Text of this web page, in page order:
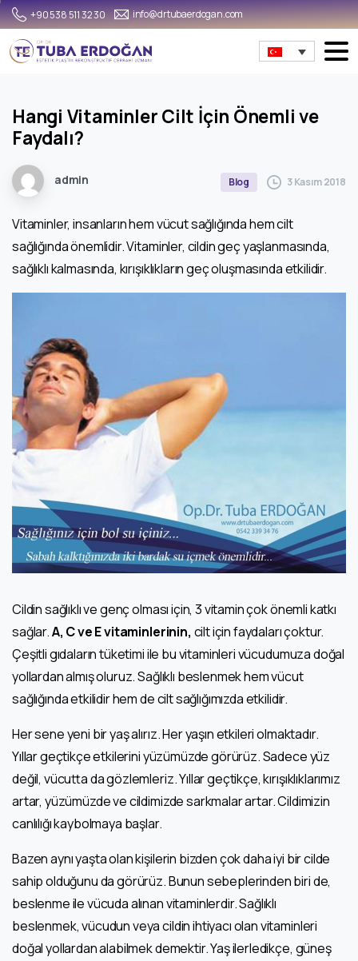
+90 538 511 32 30 info@drtubaerdogan.com
Hangi Vitaminler Cilt İçin Önemli ve
Faydalı?
admin Blog 3 Kasım 2018
Vitaminler, insanların hem vücut sağlığında hem cilt
sağlığında önemlidir. Vitaminler, cildin geç yaşlanmasında,
sağlıklı kalmasında, kırışıklıkların geç oluşmasında etkilidir.
Cildin sağlıklı ve genç olması için, 3 vitamin çok önemli katkı
sağlar.A, C ve E vitaminlerinin, cilt için faydaları çoktur.
Çeşitli gıdaların tüketimi ile bu vitaminleri vücudumuza doğal
yollardan almış oluruz. Sağlıklı beslenmek hem vücut
sağlığında etkilidir hem de cilt sağlığımızda etkilidir.
Her sene yeni bir yaş alırız. Her yaşın etkileri olmaktadır.
Yıllar geçtikçe etkilerini yüzümüzde görürüz. Sadece yüz
değil, vücutta da gözlemleriz. Yıllar geçtikçe, kırışıklıklarımız
artar, yüzümüzde ve cildimizde sarkmalar artar. Cildimizin
canlılığı kaybolmaya başlar.
Bazen aynı yaşta olan kişilerin bizden çok daha iyi bir cilde
sahip olduğunu da görürüz. Bunun sebeplerinden biri de,
beslenme ile vücuda alınan vitaminlerdir. Sağlıklı
beslenmek, vücudun veya cildin ihtiyacı olan vitaminleri
doğal yollardan alabilmek demektir. Yaş ilerledikçe, güneş